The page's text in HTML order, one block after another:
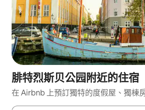
腓特烈斯贝公园附近的住宿
在 Airbnb 上預訂獨特的度假屋、獨棟